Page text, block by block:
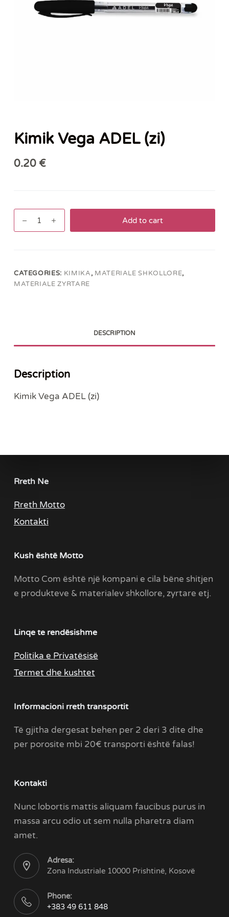
Kimik Vega ADEL (zi)
0.20 €
Add to cart
CATEGORIES: KIMIKA, MATERIALE SHKOLLORE,
MATERIALE ZYRTARE
DESCRIPTION
Description
Kimik Vega ADEL (zi)
Rreth Ne
Rreth Motto
Kontakti
Kush është Motto
Motto Com është një kompani e cila bëne shitjen
e produkteve & materialev shkollore, zyrtare etj.
Linqe te rendësishme
Politika e Privatësisë
Termet dhe kushtet
Informacioni rreth transportit
Të gjitha dergesat behen per 2 deri 3 dite dhe
per porosite mbi 20€ transporti është falas!
Kontakti
Nunc lobortis mattis aliquam faucibus purus in
massa arcu odio ut sem nulla pharetra diam
amet.
Adresa:
Zona Industriale 10000 Prishtinë, Kosovë
Phone:
+383 49 611 848